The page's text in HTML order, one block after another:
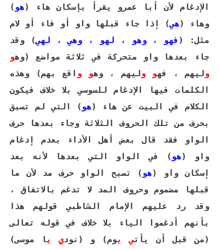
الإدغام لأن أبا عمرو يقرأ بإسكان هاء (هو )
وهاء (هي)
إذا جاء قبلها واو أو فاء أو لام
مثل: ( فهو ، وهو ، لهو ، وهي ، لهي) وقد
جاء بعدها واو متحركة في ثلاثة مواضع (وهو
و ليهم ، فهو و ليهم ، وهو و اقع بهم) وهذه
الكلمات فيها الإدغام للسوسي بلا خلاف فيكون
الكلام في البيت عن هاء (هو )
التي لم تسبق
بحرف من تلك الحروف الثلاثة وجاء بعدها حرف
الواو فقد قال بعض أهل الأداء بعدم إدغام
واو (هو ) في الواو التي بعدها لأنه بعد
إسكان واو (هو ) تصبح الواو حرف مد لأن ما
قبلها مضموم وحروف المد لا تدغم بالاتفاق ،
وقد رد عليهم الإمام الشاطبي قولهم هذا
بأنهم أدغموا الياء بلا خلاف في قوله تعالى
(من قبل أن يأتي يوم) و (نودي يا موسى)